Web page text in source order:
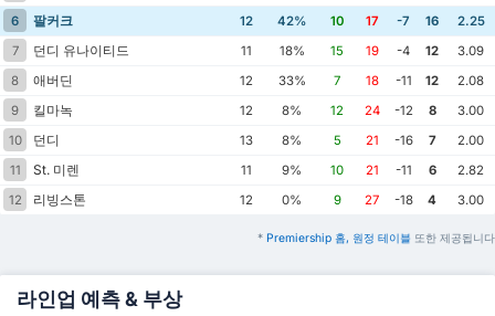
6
팔커크 12 42% 10 17 -7 16
2.25
7
던디 유나이티드 11 18% 15 19 -4 12
3.09
8
애버딘 12 33% 7 18 -11 12
2.08
9
킬마녹 12 8% 12 24 -12 8
3.00
10
던디 13 8% 5 21 -16 7
2.00
11
St. 미렌 11 9% 10 21 -11 6
2.82
12
리빙스톤 12 0% 9 27 -18 4 3.00
* Premiership 홈, 원정 테이블 또한 제공됩니다
라인업 예측 & 부상